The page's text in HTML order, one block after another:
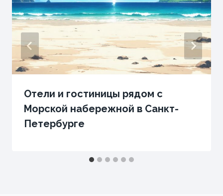
Отели и гостиницы рядом с
Морской набережной в Санкт-
Петербурге